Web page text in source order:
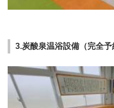
3.炭酸泉温浴設備（完全予